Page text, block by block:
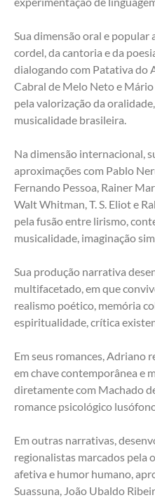
Sua dimensão oral e
cordel, da cantoria e da
dialogando com Patativa do
Cabral de Melo Neto e
pela valorização da
musicalidade brasileira.
Na dimensão internacional,
aproximações com Pablo
Fernando Pessoa, Rainer
Walt Whitman, T. S. Eliot e
pela fusão entre lirismo,
musicalidade, imaginação
Sua produção narrativa
multifacetado, em que
realismo poético, memória
espiritualidade, crítica
Em seus romances, Adriano
em chave contemporânea e
diretamente com Machado
romance psicológico
Em outras narrativas,
regionalistas marcados pela
afetiva e humor humano,
Suassuna, João Ubaldo